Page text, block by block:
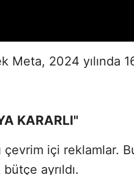
Meta, 2024 yılında
KARARLI"
içi reklamlar.
ayrıldı.